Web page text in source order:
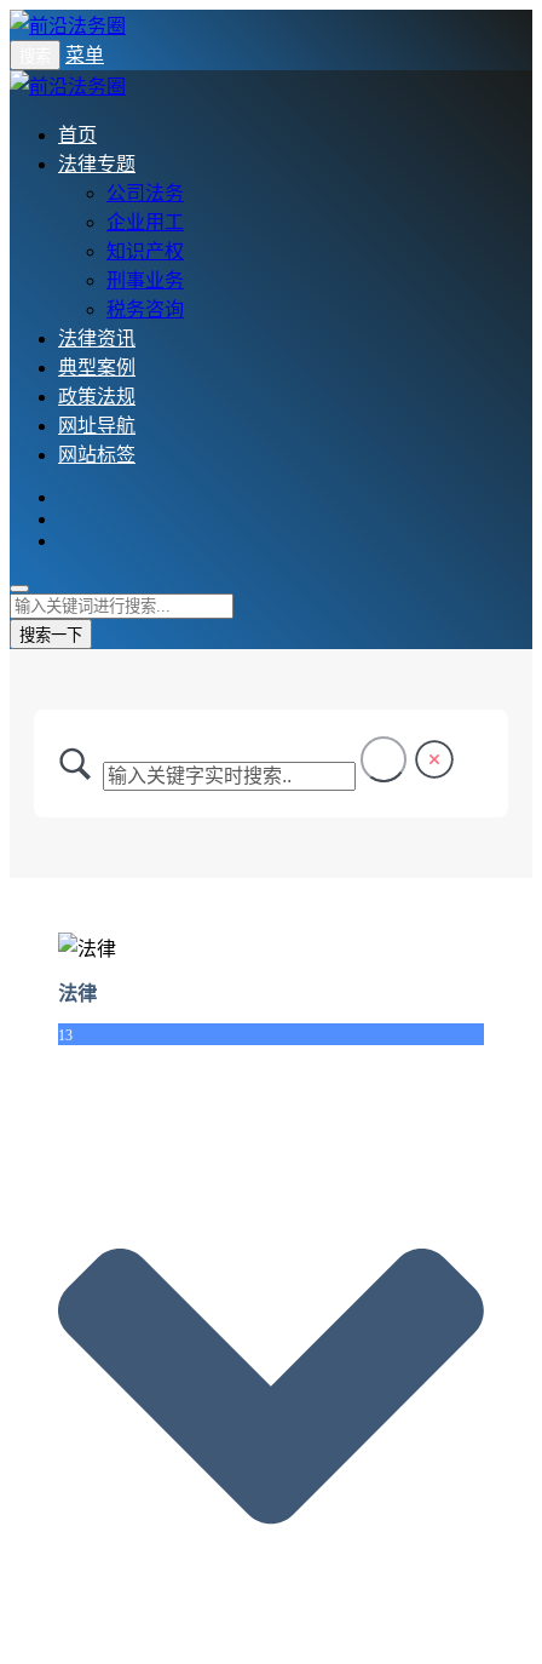
菜单
首页
法律专题
公司法务
企业用工
知识产权
刑事业务
税务咨询
法律资讯
典型案例
政策法规
网址导航
网站标签
搜索一下
法律
13